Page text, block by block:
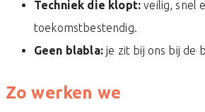
Techniek die klopt: veilig, snel
toekomstbestendig.
Geen blabla:je zit bij ons bij de
Zo werken we